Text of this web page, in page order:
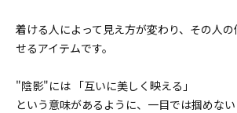
着ける人によって見え方が変わり、その人
せるアイテムです。
"陰影"には 「互いに美しく映える」
という意味があるように、一目では掴めない